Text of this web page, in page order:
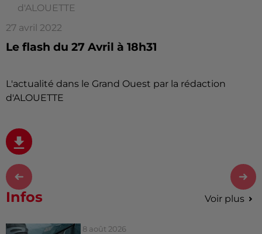
d'ALOUETTE
27 avril 2022
Le flash du 27 Avril à 18h31
L'actualité dans le Grand Ouest par la rédaction
d'ALOUETTE
Infos Voir plus
8 août 2026